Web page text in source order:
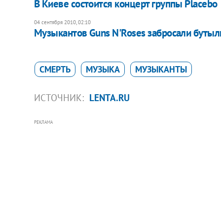
В Киеве состоится концерт группы Placebo
04 сентября 2010, 02:10
Музыкантов Guns N'Roses забросали
СМЕРТЬ МУЗЫКА МУЗЫКАНТЫ
ИСТОЧНИК: LENTA.RU
РЕКЛАМА